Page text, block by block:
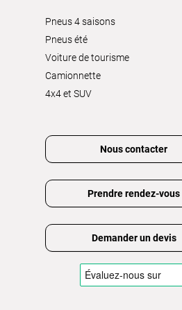
Pneus 4 saisons
Pneus été
Voiture de tourisme
Camionnette
4x4 et SUV
Nous contacter
Prendre rendez-vous
Demander un devis